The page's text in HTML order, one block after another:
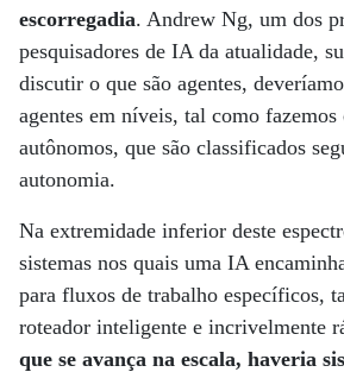
escorregadia. Andrew Ng, um dos
pesquisadores de IA da atualidade,
discutir o que são agentes,
agentes em níveis, tal como
autônomos, que são classificados
autonomia.
Na extremidade inferior deste
sistemas nos quais uma IA
para fluxos de trabalho específicos,
roteador inteligente e incrivelmente
que se avança na escala, haveria